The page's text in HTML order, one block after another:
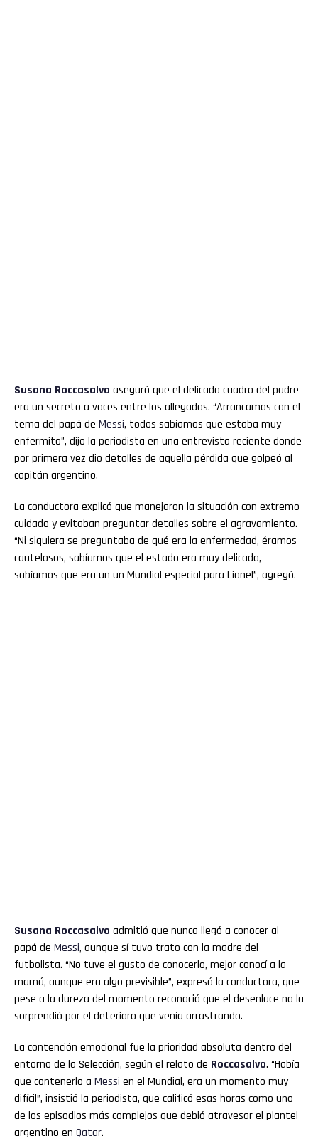
Susana Roccasalvo aseguró que el delicado cuadro del padre
era un secreto a voces entre los allegados. “Arrancamos con el
tema del papá de Messi, todos sabíamos que estaba muy
enfermito”, dijo la periodista en una entrevista reciente donde
por primera vez dio detalles de aquella pérdida que golpeó al
capitán argentino.
La conductora explicó que manejaron la situación con extremo
cuidado y evitaban preguntar detalles sobre el agravamiento.
“Ni siquiera se preguntaba de qué era la enfermedad, éramos
cautelosos, sabíamos que el estado era muy delicado,
sabíamos que era un un Mundial especial para Lionel”, agregó.
Susana Roccasalvo admitió que nunca llegó a conocer al
papá de Messi, aunque sí tuvo trato con la madre del
futbolista. “No tuve el gusto de conocerlo, mejor conocí a la
mamá, aunque era algo previsible”, expresó la conductora, que
pese a la dureza del momento reconoció que el desenlace no la
sorprendió por el deterioro que venía arrastrando.
La contención emocional fue la prioridad absoluta dentro del
entorno de la Selección, según el relato de Roccasalvo. “Había
que contenerlo a Messi en el Mundial, era un momento muy
difícil”, insistió la periodista, que calificó esas horas como uno
de los episodios más complejos que debió atravesar el plantel
argentino en Qatar.